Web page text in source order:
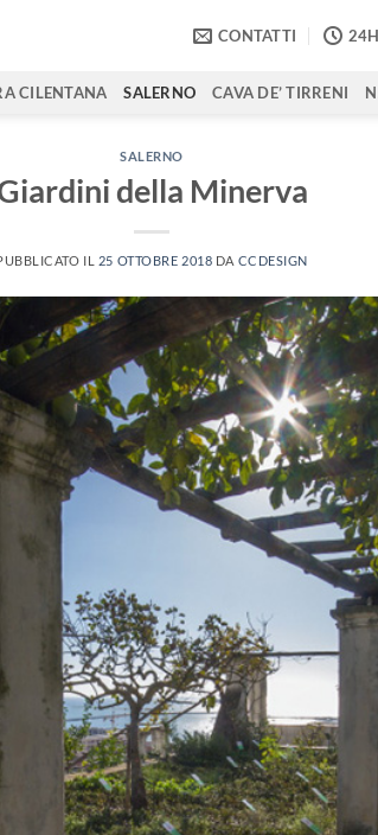
CONTATTI 24H
CILENTANA SALERNO CAVA DE’ TIRRENI
SALERNO
della Minerva
IL 25 OTTOBRE 2018 DA CCDESIGN